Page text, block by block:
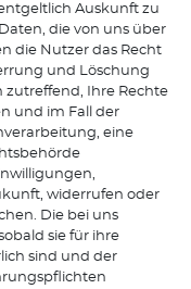
Auskunft zu
die von uns über
die Nutzer das Recht
und Löschung
zutreffend, Ihre Rechte
und im Fall der
eine
widerrufen oder
Die bei uns
sie für ihre
sind und der